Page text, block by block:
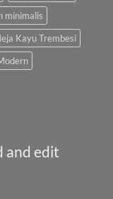
minimalis
Kayu Trembesi
and edit